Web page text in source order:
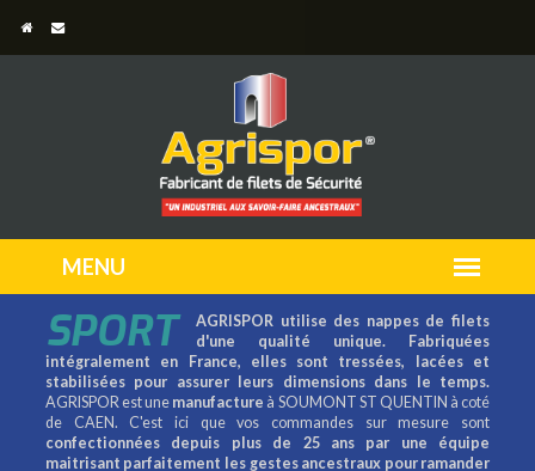
SPORT
AGRISPOR utilise des nappes de filets
d'une qualité unique. Fabriquées
intégralement en France, elles sont tressées, lacées et
stabilisées pour assurer leurs dimensions dans le temps.
AGRISPOR est une manufacture à SOUMONT ST QUENTIN à coté
de CAEN. C'est ici que vos commandes sur mesure sont
confectionnées depuis plus de 25 ans par une équipe
maitrisant parfaitement les gestes ancestraux pour ramander